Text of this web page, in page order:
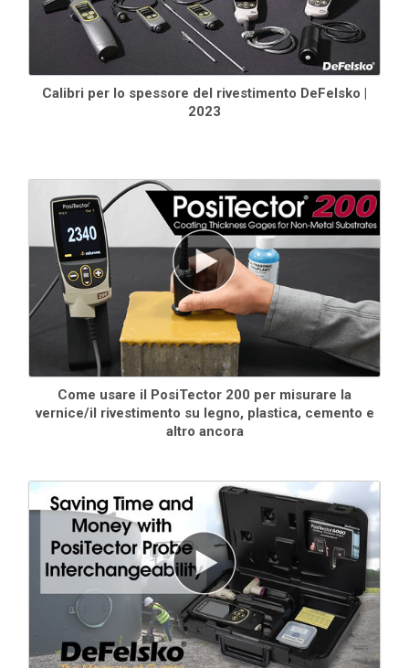
dispositivo mobile con l'app PosiTector o a una stampante
portatile opzionale.API BLEdisponibile per l'integrazione in
software di terze parti.
Integrazione con software di terze parti , droni, ROV, PLC e
dispositivi robotici utilizzando diversi protocolli di
comunicazionestandard .
Calibri per lo spessore del rivestimento DeFelsko |
2023
Come usare il PosiTector 200 per misurare la
vernice/il rivestimento su legno, plastica, cemento e
altro ancora